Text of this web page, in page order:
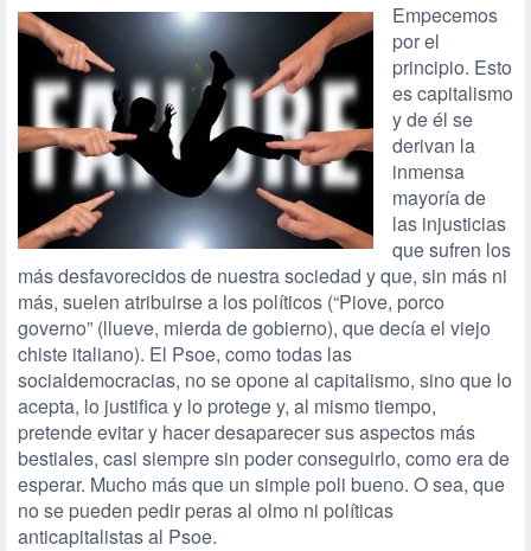
Empecemos
por el
principio. Esto
es capitalismo
y de él se
derivan la
inmensa
mayoría de
las injusticias
que sufren los
más desfavorecidos de nuestra sociedad y que, sin más ni
más, suelen atribuirse a los políticos (“Piove, porco
governo” (llueve, mierda de gobierno), que decía el viejo
chiste italiano). El Psoe, como todas las
socialdemocracias, no se opone al capitalismo, sino que lo
acepta, lo justifica y lo protege y, al mismo tiempo,
pretende evitar y hacer desaparecer sus aspectos más
bestiales, casi siempre sin poder conseguirlo, como era de
esperar. Mucho más que un simple poli bueno. O sea, que
no se pueden pedir peras al olmo ni políticas
anticapitalistas al Psoe.